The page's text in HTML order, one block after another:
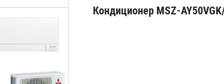
Кондиционер MSZ-